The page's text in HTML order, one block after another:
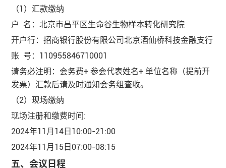
（1）汇款缴纳
户 名：北京市昌平区生命谷生物样本转化研究院
开户行：招商银行股份有限公司北京酒仙桥科技金融支行
账 号：110955846710001
请务必注明：会务费+ 参会代表姓名+ 单位名称（提前开
发票）汇款后请及时通知会务组查收。
（2）现场缴纳
现场注册和缴费时间:
2024年11月14日10:00-21:00
2024年11月15日07:00-08:15
五、会议日程